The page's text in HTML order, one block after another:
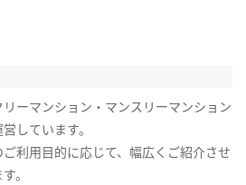
リーマンション・マンスリーマンション
しています。
ご利用目的に応じて、幅広くご紹介させ
。